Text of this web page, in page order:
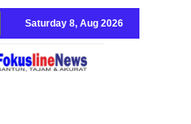
Saturday 8, Aug 2026